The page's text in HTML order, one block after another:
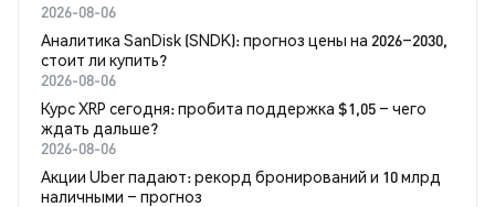
2026-08-06
Аналитика SanDisk (SNDK): прогноз цены на 2026–2030,
стоит ли купить?
2026-08-06
Курс XRP сегодня: пробита поддержка $1,05 – чего
ждать дальше?
2026-08-06
Акции Uber падают: рекорд бронирований и 10 млрд
наличными – прогноз